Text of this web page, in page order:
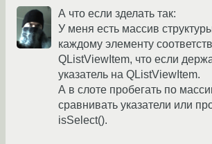
А что если зделать так:
У меня есть массив
каждому элементу
QListViewItem, что если
указатель на QListViewItem.
А в слоте пробегать по
сравнивать указатели или
isSelect().